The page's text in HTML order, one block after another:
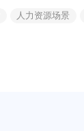
人力资源场景